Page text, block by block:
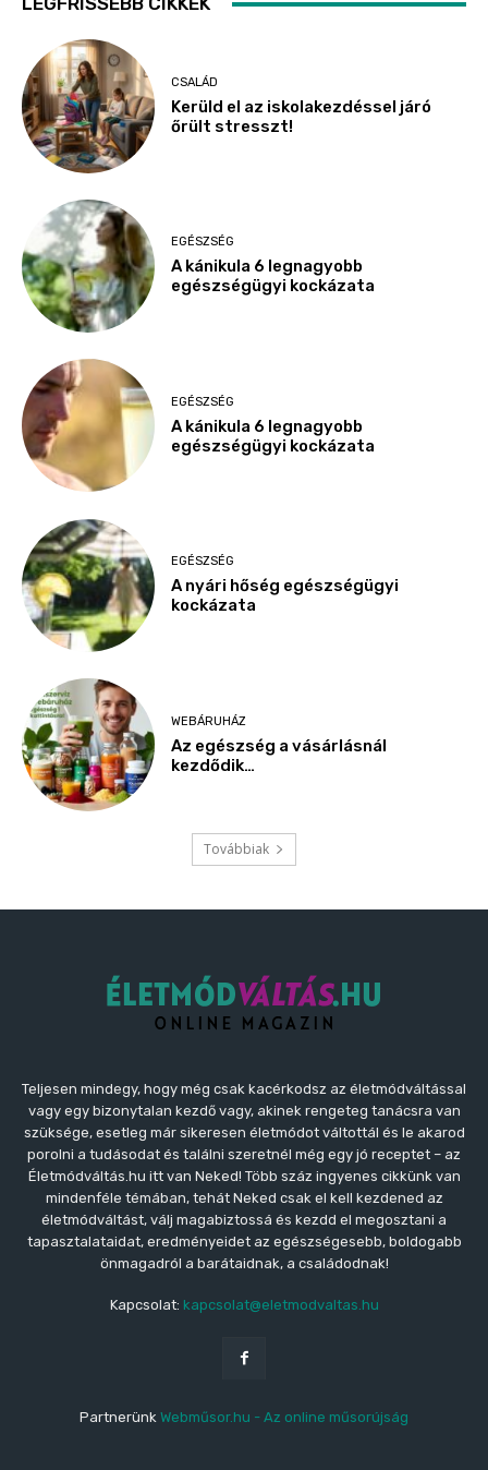
Teljesen mindegy, hogy még csak kacérkodsz az életmódváltással
vagy egy bizonytalan kezdő vagy, akinek rengeteg tanácsra van
szüksége, esetleg már sikeresen életmódot váltottál és le akarod
porolni a tudásodat és találni szeretnél még egy jó receptet – az
Életmódváltás.hu itt van Neked! Több száz ingyenes cikkünk van
mindenféle témában, tehát Neked csak el kell kezdened az
életmódváltást, válj magabiztossá és kezdd el megosztani a
tapasztalataidat, eredményeidet az egészségesebb, boldogabb
önmagadról a barátaidnak, a családodnak!
Kapcsolat: kapcsolat@eletmodvaltas.hu
Partnerünk Webműsor.hu - Az online műsorújság